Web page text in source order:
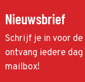
Nieuwsbrief
Schrijf je in voor
ontvang iedere
mailbox!